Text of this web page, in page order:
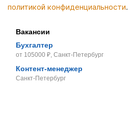
политикой конфиденциальности.
Вакансии
Бухгалтер
от 105000 ₽, Санкт-Петербург
Контент-менеджер
Санкт-Петербург